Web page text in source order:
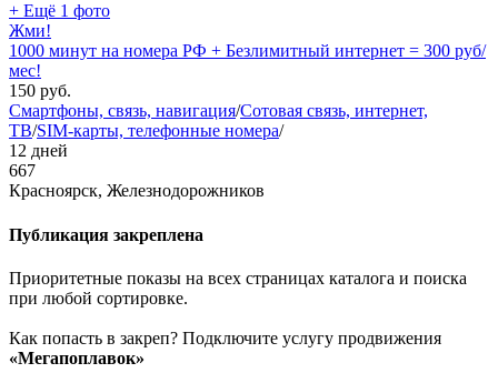
+ Ещё 1 фото
Жми!
1000 минут на номера РФ + Безлимитный интернет = 300 руб/
мес!
150 руб.
Смартфоны, связь, навигация/Сотовая связь, интернет,
ТВ/SIM-карты, телефонные номера/
12 дней
667
Красноярск, Железнодорожников
Публикация закреплена
Приоритетные показы на всех страницах каталога и поиска
при любой сортировке.
Как попасть в закреп? Подключите услугу продвижения
«Мегапоплавок»